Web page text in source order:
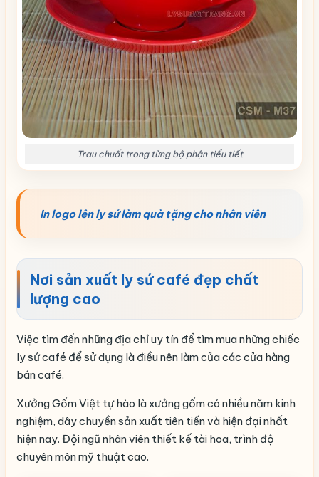
Trau chuốt trong từng bộ phận tiểu tiết
In logo lên ly sứ làm quà tặng cho nhân viên
Nơi sản xuất ly sứ café đẹp chất
lượng cao
Việc tìm đến những địa chỉ uy tín để tìm mua những chiếc
ly sứ café để sử dụng là điều nên làm của các cửa hàng
bán café.
Xưởng Gốm Việt tự hào là xưởng gốm có nhiều năm kinh
nghiệm, dây chuyền sản xuất tiên tiến và hiện đại nhất
hiện nay. Đội ngũ nhân viên thiết kế tài hoa, trình độ
chuyên môn mỹ thuật cao.